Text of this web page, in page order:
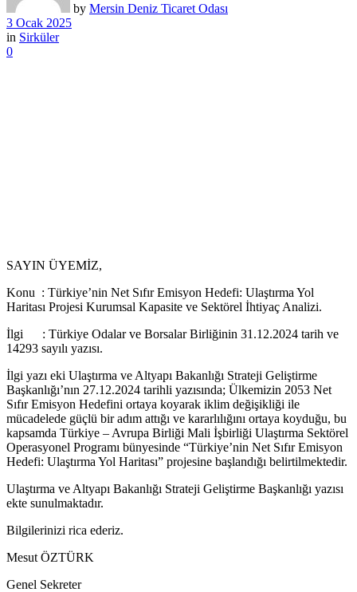
by Mersin Deniz Ticaret Odası
3 Ocak 2025
in Sirküler
0
SAYIN ÜYEMİZ,
Konu : Türkiye’nin Net Sıfır Emisyon Hedefi: Ulaştırma Yol
Haritası Projesi Kurumsal Kapasite ve Sektörel İhtiyaç Analizi.
İlgi : Türkiye Odalar ve Borsalar Birliğinin 31.12.2024 tarih ve
14293 sayılı yazısı.
İlgi yazı eki Ulaştırma ve Altyapı Bakanlığı Strateji Geliştirme
Başkanlığı’nın 27.12.2024 tarihli yazısında; Ülkemizin 2053 Net
Sıfır Emisyon Hedefini ortaya koyarak iklim değişikliği ile
mücadelede güçlü bir adım attığı ve kararlılığını ortaya koyduğu, bu
kapsamda Türkiye – Avrupa Birliği Mali İşbirliği Ulaştırma Sektörel
Operasyonel Programı bünyesinde “Türkiye’nin Net Sıfır Emisyon
Hedefi: Ulaştırma Yol Haritası” projesine başlandığı belirtilmektedir.
Ulaştırma ve Altyapı Bakanlığı Strateji Geliştirme Başkanlığı yazısı
ekte sunulmaktadır.
Bilgilerinizi rica ederiz.
Mesut ÖZTÜRK
Genel Sekreter